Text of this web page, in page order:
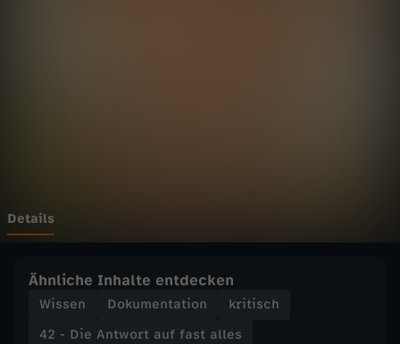
t
u
Details
Ähnliche Inhalte entdecken
Wissen Dokumentation
kritisch
42 - Die Antwort auf fast alles